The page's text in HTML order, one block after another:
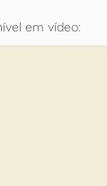
em vídeo: